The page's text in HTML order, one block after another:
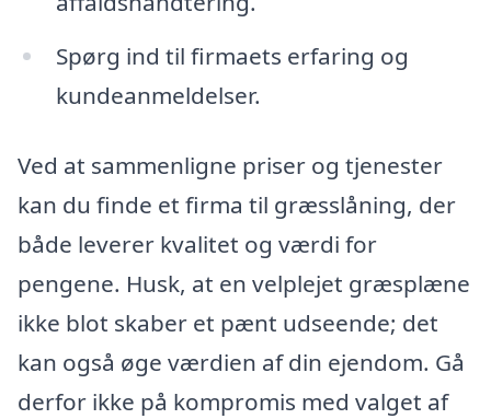
Spørg ind til firmaets erfaring og
kundeanmeldelser.
Ved at sammenligne priser og tjenester
kan du finde et firma til græsslåning, der
både leverer kvalitet og værdi for
pengene. Husk, at en velplejet græsplæne
ikke blot skaber et pænt udseende; det
kan også øge værdien af din ejendom. Gå
derfor ikke på kompromis med valget af